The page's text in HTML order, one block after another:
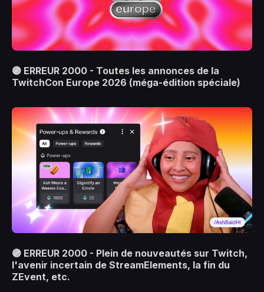
🟣 ERREUR 2000 - Toutes les annonces de la
TwitchCon Europe 2026 (méga-édition spéciale)
🟣 ERREUR 2000 - Plein de nouveautés sur Twitch,
l'avenir incertain de StreamElements, la fin du
ZEvent, etc.